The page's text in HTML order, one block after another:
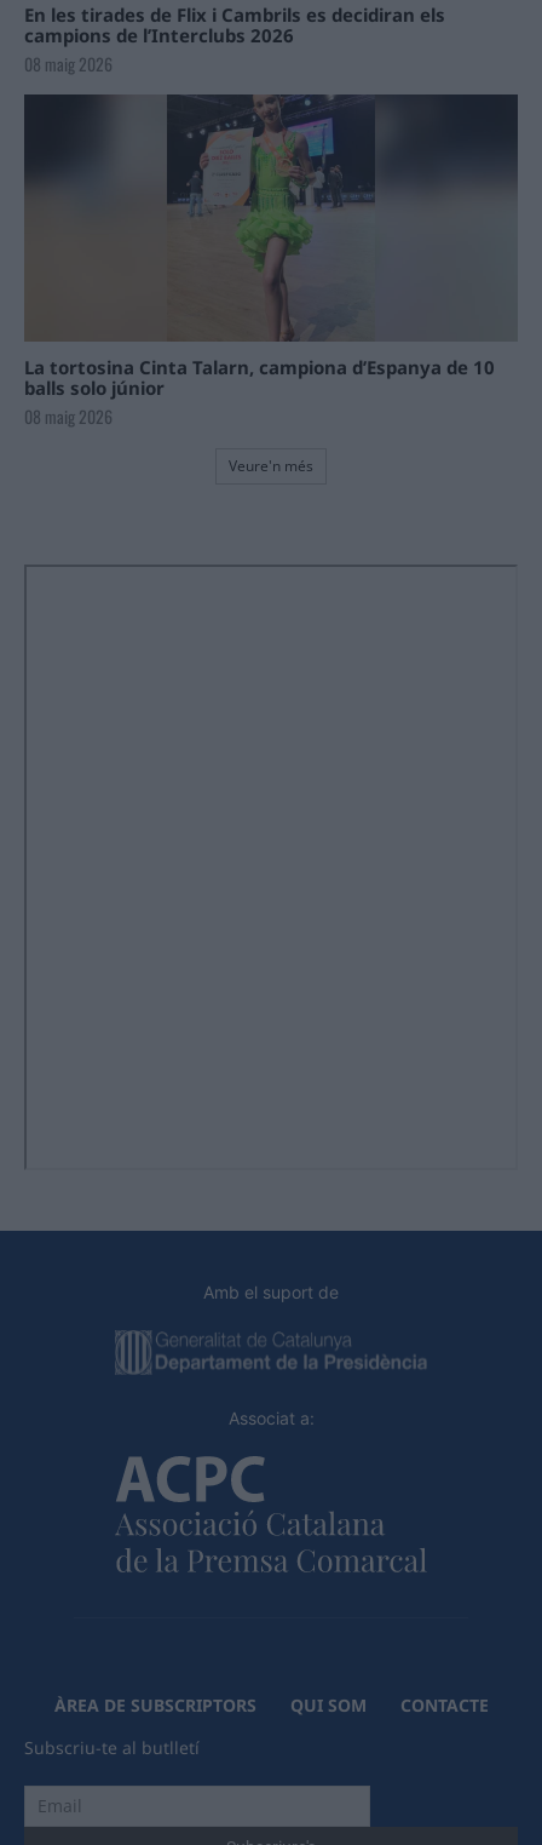
En les tirades de Flix i Cambrils es decidiran els
campions de l’Interclubs 2026
08 maig 2026
La tortosina Cinta Talarn, campiona d’Espanya de 10
balls solo júnior
08 maig 2026
Veure'n més
Amb el suport de
Associat a:
ÀREA DE SUBSCRIPTORS QUI SOM
CONTACTE
Subscriu-te al butlletí